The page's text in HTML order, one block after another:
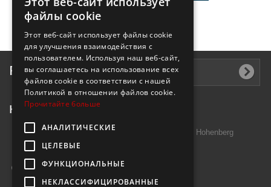
Рассылка
Контактная информация
Introtek GmbH, Hutschenreuther Str. 13 95691 Hohenberg
Deutschland
Звоните нам:
файлы cookie
Этот веб-сайт использует файлы cookie
для улучшения взаимодействия с
пользователем. Используя наш веб-сайт,
вы соглашаетесь на использование всех
файлов cookie в соответствии с нашей
Политикой в ​​отношении файлов cookie.
Прочитайте больше
АНАЛИТИЧЕСКИЕ
ЦЕЛЕВЫЕ
ФУНКЦИОНАЛЬНЫЕ
НЕКЛАССИФИЦИРОВАННЫЕ